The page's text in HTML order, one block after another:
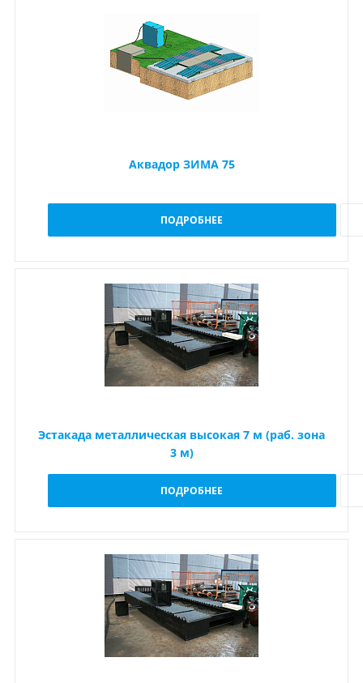
Аквадор ЗИМА 75
ПОДРОБНЕЕ
Эстакада металлическая высокая 7 м (раб. зона
3 м)
ПОДРОБНЕЕ